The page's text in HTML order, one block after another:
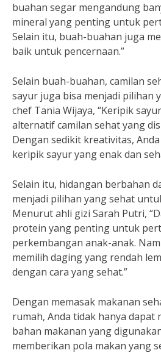
buahan segar mengandung
mineral yang penting untuk
Selain itu, buah-buahan juga
baik untuk pencernaan.”
Selain buah-buahan, camilan
sayur juga bisa menjadi pilihan
chef Tania Wijaya, “Keripik
alternatif camilan sehat yang
Dengan sedikit kreativitas,
keripik sayur yang enak dan
Selain itu, hidangan berbahan
menjadi pilihan yang sehat
Menurut ahli gizi Sarah Putri,
protein yang penting untuk
perkembangan anak-anak.
memilih daging yang rendah
dengan cara yang sehat.”
Dengan memasak makanan
rumah, Anda tidak hanya dapat
bahan makanan yang
memberikan pola makan yang